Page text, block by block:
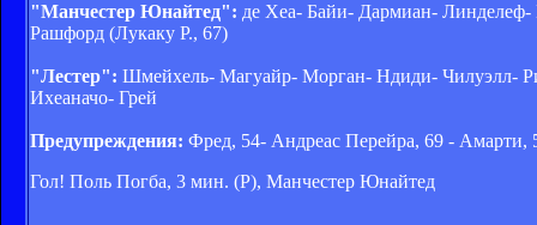
"Манчестер Юнайтед": де Хеа- Байи- Дармиан-
Рашфорд (Лукаку Р., 67)
"Лестер": Шмейхель- Магуайр- Морган- Ндиди- Чилуэлл-
Ихеаначо- Грей
Предупреждения: Фред, 54- Андреас Перейра, 69 - Амарти,
Гол! Поль Погба, 3 мин. (P), Манчестер Юнайтед